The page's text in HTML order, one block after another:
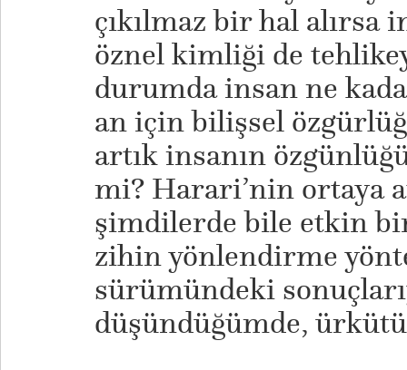
çıkılmaz bir hal alırsa
öznel kimliği de
durumda insan ne
an için bilişsel
artık insanın
mi? Harari’nin ortaya
şimdilerde bile etkin
zihin yönlendirme
sürümündeki
düşündüğümde,